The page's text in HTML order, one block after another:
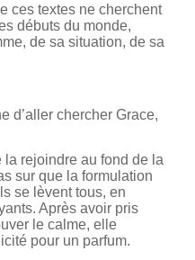
ces textes ne cherchent
débuts du monde,
de sa situation, de sa
d’aller chercher Grace,
rejoindre au fond de la
sur que la formulation
se lèvent tous, en
Après avoir pris
le calme, elle
pour un parfum.